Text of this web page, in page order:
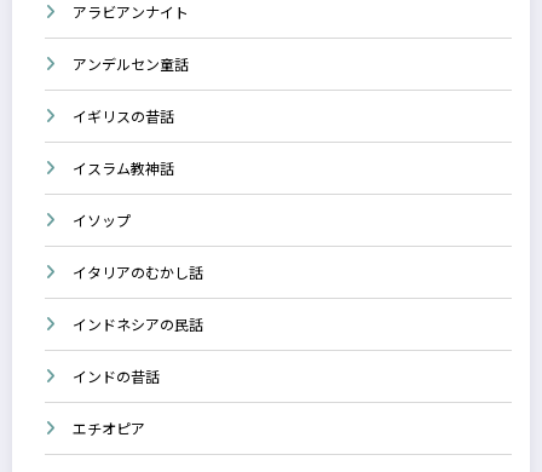
アラビアンナイト
アンデルセン童話
イギリスの昔話
イスラム教神話
イソップ
イタリアのむかし話
インドネシアの民話
インドの昔話
エチオピア